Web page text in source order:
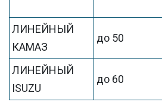
ЛИНЕЙНЫЙ
КАМАЗ
до 50
ЛИНЕЙНЫЙ
ISUZU
до 60